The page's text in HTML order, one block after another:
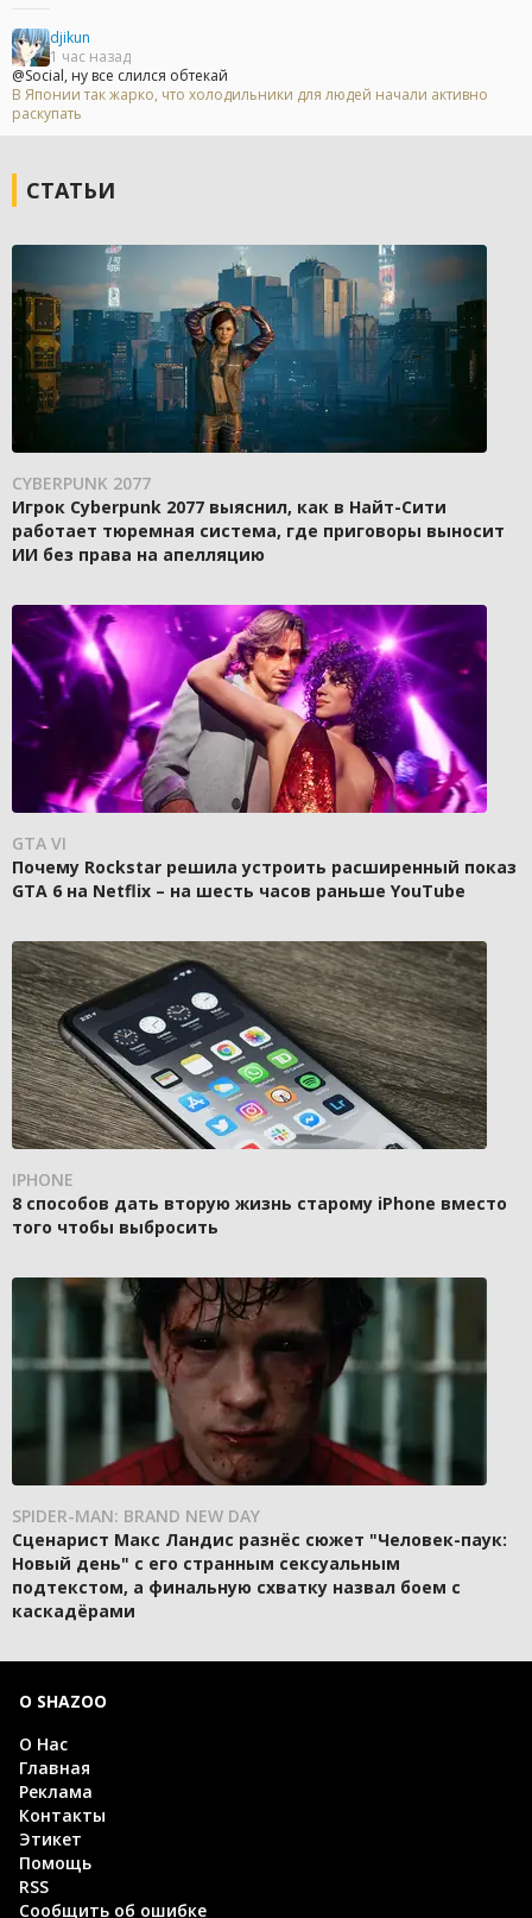
djikun
1 час назад
@Social, ну все слился обтекай
В Японии так жарко, что холодильники для людей начали активно
раскупать
СТАТЬИ
CYBERPUNK 2077
Игрок Cyberpunk 2077 выяснил, как в Найт-Сити
работает тюремная система, где приговоры выносит
ИИ без права на апелляцию
GTA VI
Почему Rockstar решила устроить расширенный показ
GTA 6 на Netflix – на шесть часов раньше YouTube
IPHONE
8 способов дать вторую жизнь старому iPhone вместо
того чтобы выбросить
SPIDER-MAN: BRAND NEW DAY
Сценарист Макс Ландис разнёс сюжет "Человек-паук:
Новый день" с его странным сексуальным
подтекстом, а финальную схватку назвал боем с
каскадёрами
О SHAZOO
О Нас
Главная
Реклама
Контакты
Этикет
Помощь
RSS
Сообщить об ошибке